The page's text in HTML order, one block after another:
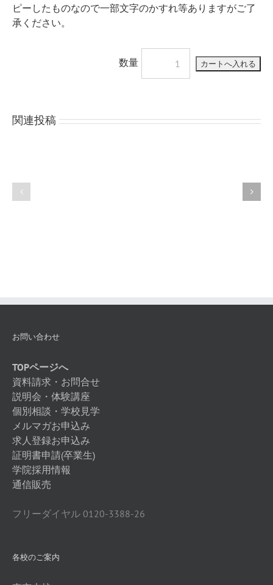
ピーしたものなので一部文字のかすれ等ありますがご了
承ください。
数量
関連投稿
お問い合わせ
TOPページへ
資料請求・お問合せ
説明会・体験講座
個別相談・学校見学
メルマガお申込み
求人登録お申込み
証明書申請(卒業生)
学院採用情報
通信販売
フリーダイヤル 0120-3388-26
各校のご案内